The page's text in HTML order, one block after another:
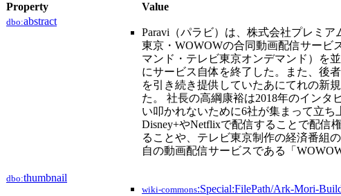
Property Value
dbo:abstract
Paravi（パラビ）は、株式会社プレミ
東京・WOWOWの合同動画配信サービ
マンド・テレビ東京オンデマンド）を
にサービス自体を終了した。また、後
を引き続き提供していたあにてれの新
た。 社長の高綱康裕は2018年のイン
い叩かれないために6社が集まって立
Disney+やNetflixで配信することで配信
ることや、テレビ東京制作の経済番組
自の動画配信サービスである「
dbo:thumbnail
wiki-commons:Special:FilePath/Ark-Mori-